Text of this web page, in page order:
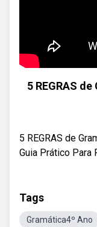
5 REGRAS
5 REGRAS de
Guia Prático Para
Tags
Gramática4º Ano